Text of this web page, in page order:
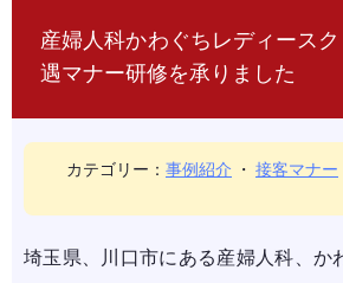
産婦人科かわぐちレディース
遇マナー研修を承りました
カテゴリー： 事例紹介 ・ 接客マナー
埼玉県、川口市にある産婦人科、か